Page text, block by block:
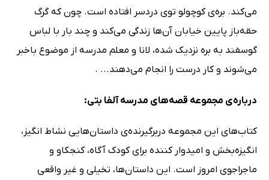
می‌کند. بره‌ی کوچولو توی دردسر افتاده است. چون که گرگ
حقه‌باز پایین خیابان آن‌ها زندگی می‌کند و چند بار با لباس
گوسفند به بره نزدیک شده، لانا و معلم مدرسه از موضوع باخبر
می‌شوند و کار درست را انجام می‌دهند... .
درباره‌ی مجموعه قصه‌های مدرسه آلفا بتی:
کتاب‌های این مجموعه دربرگیرنده‌ی داستان‌هایی نشاط انگیز،
انگیزه‌بخش و امیدوار کننده برای کودک آگاه، کنجکاو و
ماجراجوی امروز است. این داستان‌ها، تخیلی و غیر واقعی